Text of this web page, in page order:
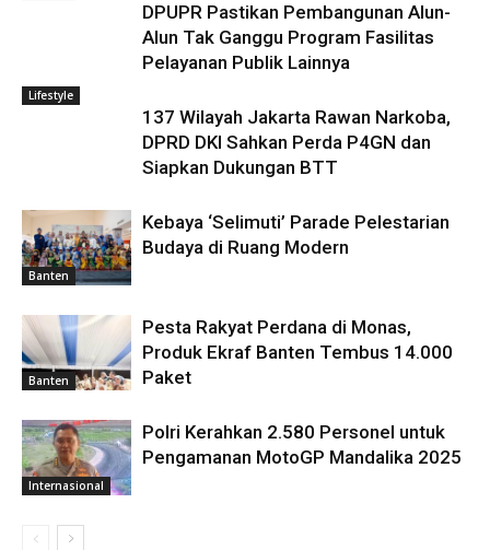
DPUPR Pastikan Pembangunan Alun-
Alun Tak Ganggu Program Fasilitas
Pelayanan Publik Lainnya
Lifestyle
​137 Wilayah Jakarta Rawan Narkoba,
DPRD DKI Sahkan Perda P4GN dan
Siapkan Dukungan BTT
Banten
Kebaya ‘Selimuti’ Parade Pelestarian
Budaya di Ruang Modern
Banten
Pesta Rakyat Perdana di Monas,
Produk Ekraf Banten Tembus 14.000
Paket
Internasional
Polri Kerahkan 2.580 Personel untuk
Pengamanan MotoGP Mandalika 2025